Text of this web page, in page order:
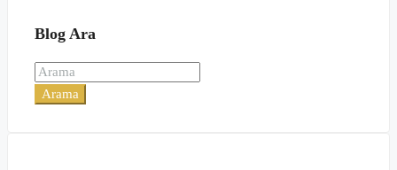
Blog Ara
Arama